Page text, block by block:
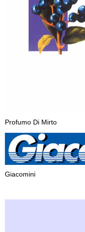
Profumo Di Mirto
Giacomini